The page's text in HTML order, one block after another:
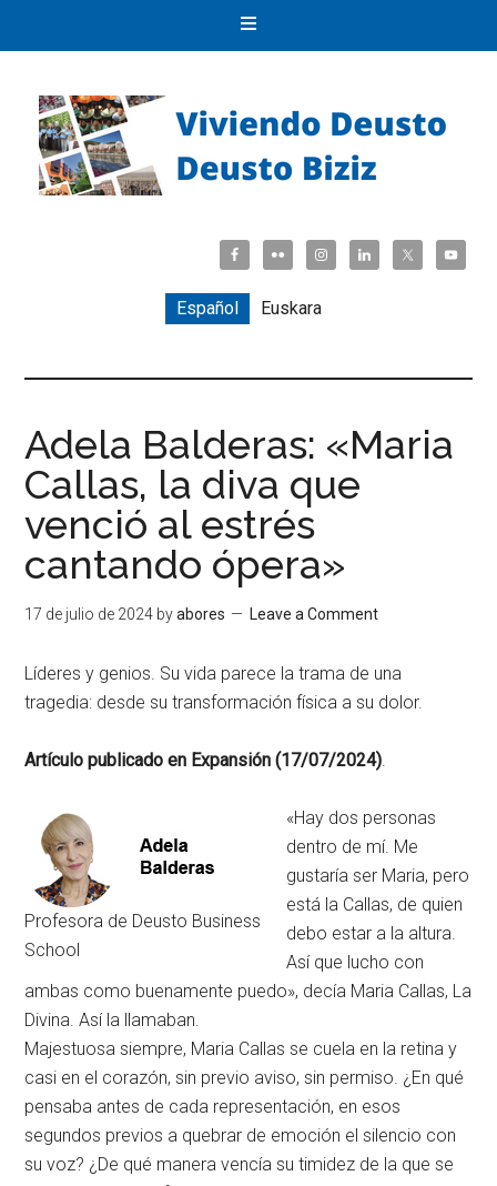
Español Euskara
Adela Balderas: «Maria
Callas, la diva que
venció al estrés
cantando ópera»
17 de julio de 2024 byabores Leave a Comment
Líderes y genios. Su vida parece la trama de una
tragedia: desde su transformación física a su dolor.
Artículo publicado en Expansión (17/07/2024)
Profesora de Deusto Business
School
«Hay dos personas
dentro de mí. Me
gustaría ser Maria, pero
está la Callas, de quien
debo estar a la altura.
Así que lucho con
ambas como buenamente puedo», decía Maria Callas, La
Divina. Así la llamaban.
Majestuosa siempre, Maria Callas se cuela en la retina y
casi en el corazón, sin previo aviso, sin permiso. ¿En qué
pensaba antes de cada representación, en esos
segundos previos a quebrar de emoción el silencio con
su voz? ¿De qué manera vencía su timidez de la que se